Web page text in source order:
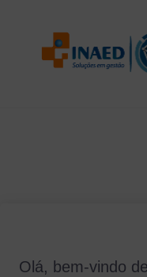
Olá, bem-vindo